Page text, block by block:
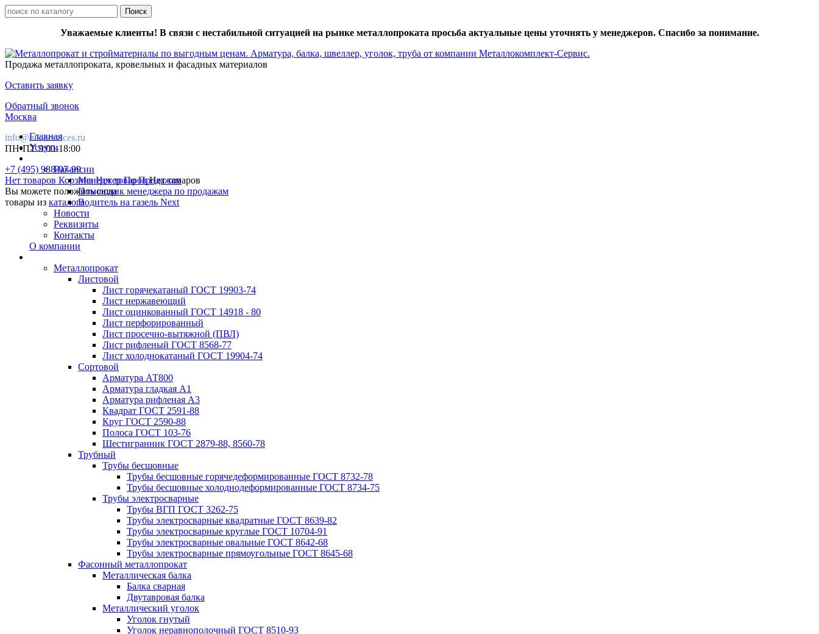
Уважаемые клиенты! В связи с нестабильной ситуацией на рынке металлопроката просьба актуальные цены уточнять у менеджеров. Спасибо за понимание.
Продажа металлопроката, кровельных и фасадных материалов
Оставить заявку
Обратный звонок
Москва
info@mk-services.ru
ПН-ПТ 9:00-18:00
+7 (495) 988-97-99
Нет товаров КорзинаНет товаровНет товаров
Вы можете положить сюда
товары из каталога
Главная
Услуги
Вакансии
Менеджер По Продажам
Помощник менеджера по продажам
Водитель на газель Next
Новости
Реквизиты
Контакты
О компании
Металлопрокат
Листовой
Лист горячекатаный ГОСТ 19903-74
Лист нержавеющий
Лист оцинкованный ГОСТ 14918 - 80
Лист перфорированный
Лист просечно-вытяжной (ПВЛ)
Лист рифленый ГОСТ 8568-77
Лист холоднокатаный ГОСТ 19904-74
Сортовой
Арматура АТ800
Арматура гладкая А1
Арматура рифленая А3
Квадрат ГОСТ 2591-88
Круг ГОСТ 2590-88
Полоса ГОСТ 103-76
Шестигранник ГОСТ 2879-88, 8560-78
Трубный
Трубы бесшовные
Трубы бесшовные горячедеформированные ГОСТ 8732-78
Трубы бесшовные холоднодеформированные ГОСТ 8734-75
Трубы электросварные
Трубы ВГП ГОСТ 3262-75
Трубы электросварные квадратные ГОСТ 8639-82
Трубы электросварные круглые ГОСТ 10704-91
Трубы электросварные овальные ГОСТ 8642-68
Трубы электросварные прямоугольные ГОСТ 8645-68
Фасонный металлопрокат
Металлическая балка
Балка сварная
Двутавровая балка
Металлический уголок
Уголок гнутый
Уголок неравнополочный ГОСТ 8510-93